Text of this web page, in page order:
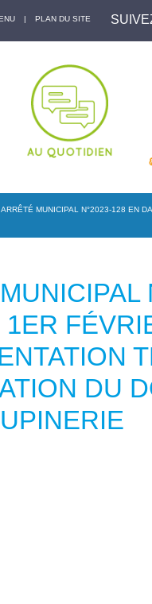
| PLAN DU SITE
ARRÊTÉ MUNICIPAL N°2023-128 EN
1ER
DU